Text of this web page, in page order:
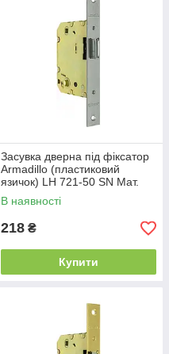
Засувка дверна під фіксатор
Armadillo (пластиковий
язичок) LH 721-50 SN Мат.
нікель
В наявності
218 ₴
Купити